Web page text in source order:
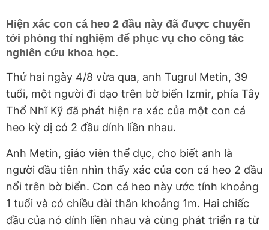
Hiện xác con cá heo 2 đầu này đã được chuyển
tới phòng thí nghiệm để phục vụ cho công tác
nghiên cứu khoa học.
Thứ hai ngày 4/8 vừa qua, anh Tugrul Metin, 39
tuổi, một người đi dạo trên bờ biển Izmir, phía Tây
Thổ Nhĩ Kỹ đã phát hiện ra xác của một con cá
heo kỳ dị có 2 đầu dính liền nhau.
Anh Metin, giáo viên thể dục, cho biết anh là
người đầu tiên nhìn thấy xác của con cá heo 2 đầu
nổi trên bờ biển. Con cá heo này ước tính khoảng
1 tuổi và có chiều dài thân khoảng 1m. Hai chiếc
đầu của nó dính liền nhau và cùng phát triển ra từ